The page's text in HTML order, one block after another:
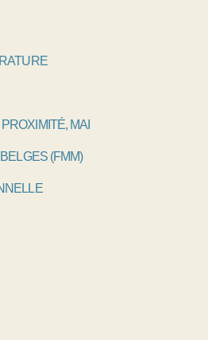
MAISON DE SANTÉ
(FMM)